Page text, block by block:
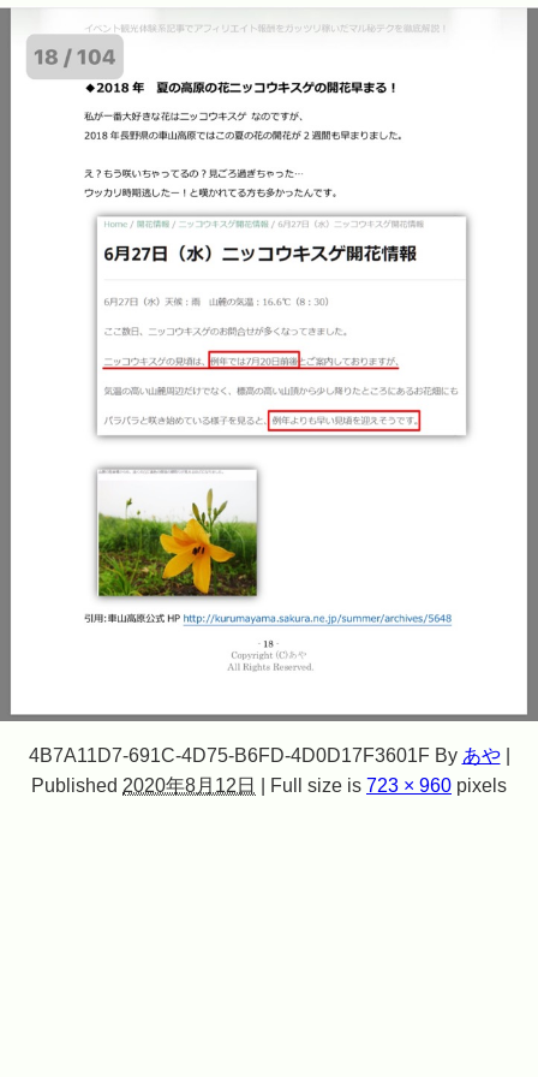
4B7A11D7-691C-4D75-B6FD-4D0D17F3601F By あや
Published 2020年8月12日 Full size is 723 × 960 pixels